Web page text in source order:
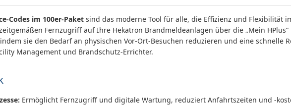
Codes im 100er-Paket sind das moderne Tool für alle, die Effizienz und Flexibilität
Fernzugriff auf Ihre Hekatron Brandmeldeanlagen über die „Mein
sie den Bedarf an physischen Vor-Ort-Besuchen reduzieren und eine schnelle
Management und Brandschutz-Errichter.
Ermöglicht Fernzugriff und digitale Wartung, reduziert Anfahrtszeiten und -